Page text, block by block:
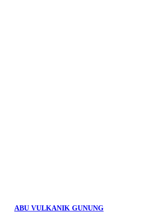
ABU VULKANIK GUNUNG